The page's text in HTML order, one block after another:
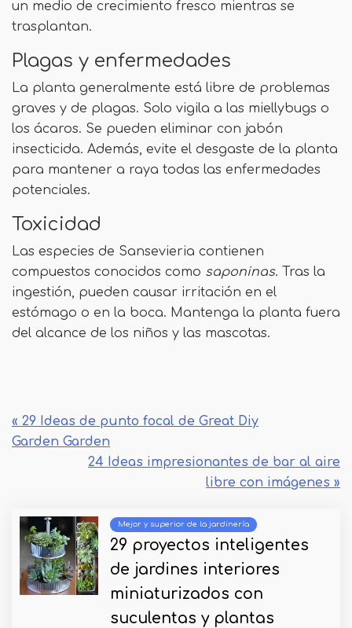
un medio de crecimiento fresco mientras se
trasplantan.
Plagas y enfermedades
La planta generalmente está libre de problemas
graves y de plagas. Solo vigila a las miellybugs o
los ácaros. Se pueden eliminar con jabón
insecticida. Además, evite el desgaste de la planta
para mantener a raya todas las enfermedades
potenciales.
Toxicidad
Las especies de Sansevieria contienen
compuestos conocidos como saponinas. Tras la
ingestión, pueden causar irritación en el
estómago o en la boca. Mantenga la planta fuera
del alcance de los niños y las mascotas.
« 29 Ideas de punto focal de Great Diy
Garden Garden
24 Ideas impresionantes de bar al aire
libre con imágenes »
Mejor y superior de la jardinería
29 proyectos inteligentes
de jardines interiores
miniaturizados con
suculentas y plantas